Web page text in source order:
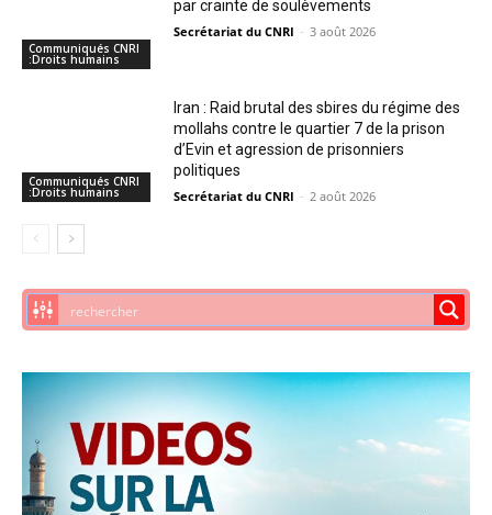
Communiqués CNRI
:Droits humains
par crainte de soulèvements
Secrétariat du CNRI - 3 août 2026
Communiqués CNRI
:Droits humains
Iran : Raid brutal des sbires du régime des
mollahs contre le quartier 7 de la prison
d’Evin et agression de prisonniers
politiques
Secrétariat du CNRI - 2 août 2026